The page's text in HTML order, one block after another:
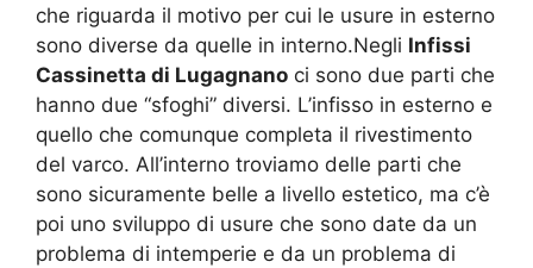
che riguarda il motivo per cui le usure in esterno
sono diverse da quelle in interno.Negli Infissi
Cassinetta di Lugagnano ci sono due parti che
hanno due “sfoghi” diversi. L’infisso in esterno e
quello che comunque completa il rivestimento
del varco. All’interno troviamo delle parti che
sono sicuramente belle a livello estetico, ma c’è
poi uno sviluppo di usure che sono date da un
problema di intemperie e da un problema di